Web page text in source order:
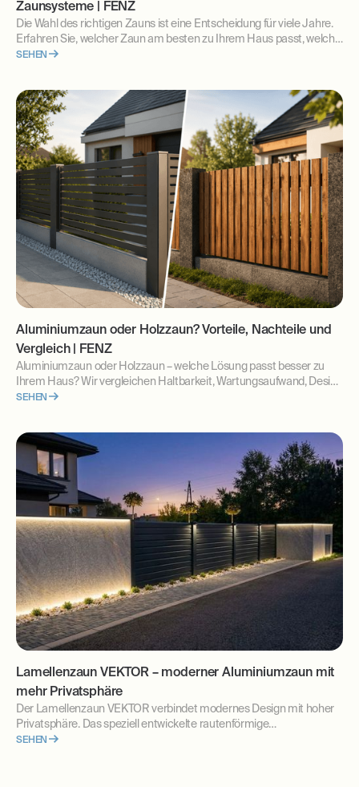
Zaunsysteme | FENZ
Die Wahl des richtigen Zauns ist eine Entscheidung für viele Jahre.
Erfahren Sie, welcher Zaun am besten zu Ihrem Haus passt, welche
Zaunsysteme es gibt und worauf Sie bei Planung und Kauf achten
SEHEN
Aluminiumzaun oder Holzzaun? Vorteile, Nachteile und
Vergleich | FENZ
Aluminiumzaun oder Holzzaun – welche Lösung passt besser zu
Ihrem Haus? Wir vergleichen Haltbarkeit, Wartungsaufwand, Design
und langfristige Kosten. Erfahren Sie, welche Zaunlösung sich für
SEHEN
Lamellenzaun VEKTOR – moderner Aluminiumzaun mit
mehr Privatsphäre
Der Lamellenzaun VEKTOR verbindet modernes Design mit hoher
Privatsphäre. Das speziell entwickelte rautenförmige
Aluminiumprofil schützt vor neugierigen Blicken und passt perfekt
SEHEN